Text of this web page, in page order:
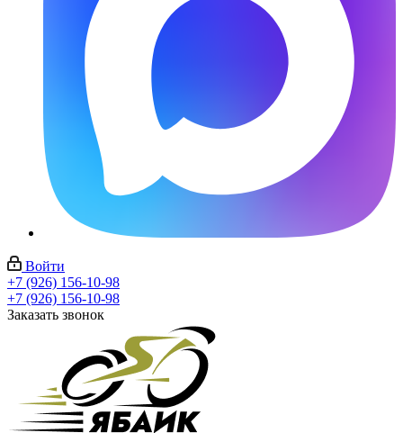
Войти
+7 (926) 156-10-98
+7 (926) 156-10-98
Заказать звонок